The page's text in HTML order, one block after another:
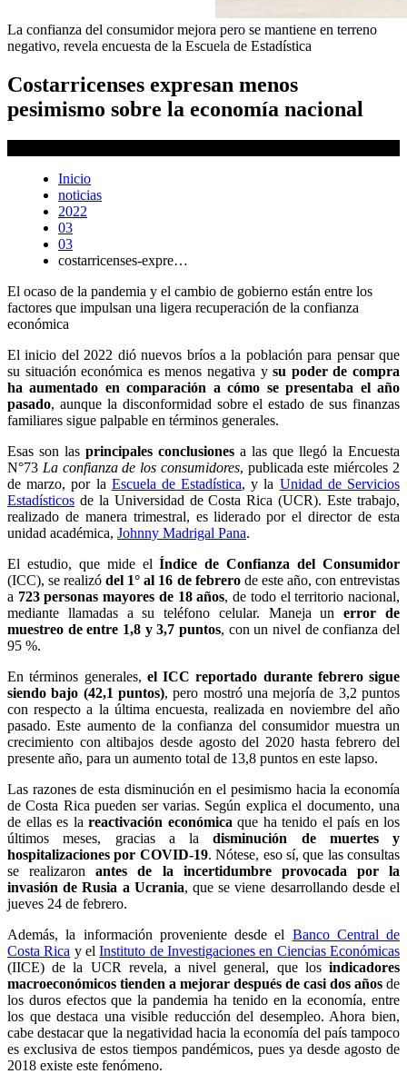
La confianza del consumidor mejora pero se mantiene en terreno
negativo, revela encuesta de la Escuela de Estadística
Costarricenses expresan menos
pesimismo sobre la economía nacional
Inicio
noticias
2022
03
03
costarricenses-expre…
El ocaso de la pandemia y el cambio de gobierno están entre los
factores que impulsan una ligera recuperación de la confianza
económica
El inicio del 2022 dió nuevos bríos a la población para pensar que
su situación económica es menos negativa ysu poder de compra
ha aumentado en comparación a cómo se presentaba el año
pasado, aunque la disconformidad sobre el estado de sus finanzas
familiares sigue palpable en términos generales.
Esas son las principales conclusiones a las que llegó la Encuesta
N°73 La confianza de los consumidores, publicada este miércoles 2
de marzo, por la Escuela de Estadística, y la Unidad de Servicios
Estadísticos de la Universidad de Costa Rica (UCR). Este trabajo,
realizado de manera trimestral, es liderado por el director de esta
unidad académica, Johnny Madrigal Pana.
El estudio, que mide elÍndice de Confianza del Consumidor
(ICC), se realizódel 1° al 16 de febrerode este año, con entrevistas
a 723 personas mayores de 18 años, de todo el territorio nacional,
mediante llamadas a su teléfono celular. Maneja unerror de
muestreo de entre 1,8 y 3,7 puntos, con un nivel de confianza del
95 %.
En términos generales, el ICC reportado durante febrero sigue
siendo bajo (42,1 puntos), pero mostró una mejoría de 3,2 puntos
con respecto a la última encuesta, realizada en noviembre del año
pasado. Este aumento de la confianza del consumidor muestra un
crecimiento con altibajos desde agosto del 2020 hasta febrero del
presente año, para un aumento total de 13,8 puntos en este lapso.
Las razones de esta disminución en el pesimismo hacia la economía
de Costa Rica pueden ser varias. Según explica el documento, una
de ellas es la reactivación económica que ha tenido el país en los
últimos meses, gracias a ladisminución de muertes y
hospitalizaciones por COVID-19. Nótese, eso sí, que las consultas
se realizaronantes de la incertidumbre provocada por la
invasión de Rusia a Ucrania, que se viene desarrollando desde el
jueves 24 de febrero.
Además, la información proveniente desde el Banco Central de
Costa Rica y elInstituto de Investigaciones en Ciencias Económicas
(IICE) de la UCR revela, a nivel general, que los indicadores
macroeconómicos tienden a mejorar después de casi dos años de
los duros efectos que la pandemia ha tenido en la economía, entre
los que destaca una visible reducción del desempleo. Ahora bien,
cabe destacar que la negatividad hacia la economía del país tampoco
es exclusiva de estos tiempos pandémicos, pues ya desde agosto de
2018 existe este fenómeno.